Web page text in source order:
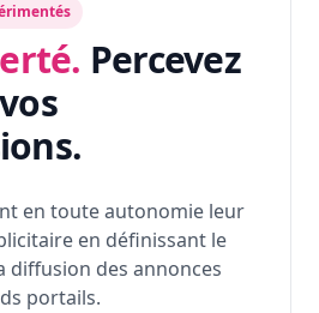
Percevez
en toute autonomie leur
en définissant le
diffusion des annonces
portails.